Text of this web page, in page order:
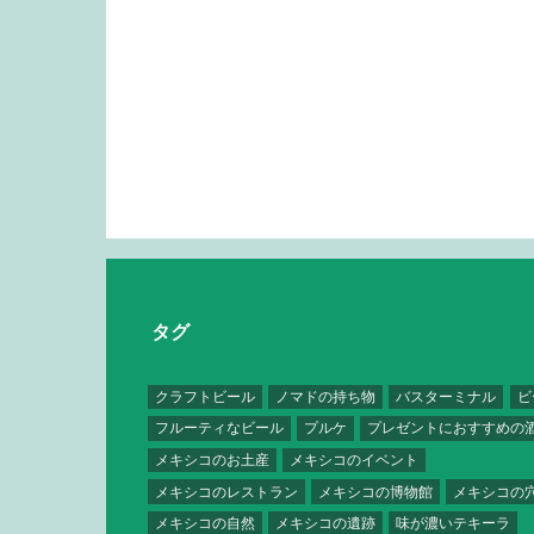
タグ
クラフトビール ノマドの持ち物 バスターミナル
フルーティなビール
プルケ
プレゼントにおすすめの
メキシコのお土産
メキシコのイベント
メキシコのレストラン
メキシコの博物館
メキシコの
メキシコの自然
メキシコの遺跡 味が濃いテキーラ